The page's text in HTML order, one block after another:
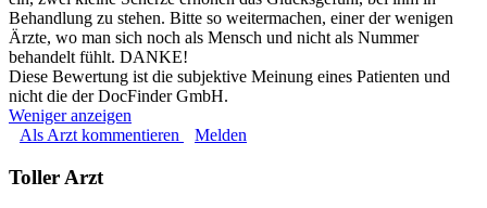
Behandlung zu stehen. Bitte so weitermachen, einer der wenigen
Ärzte, wo man sich noch als Mensch und nicht als Nummer
behandelt fühlt. DANKE!
Diese Bewertung ist die subjektive Meinung eines Patienten und
nicht die der DocFinder GmbH.
Weniger anzeigen
Als Arzt kommentieren
Melden
Toller Arzt